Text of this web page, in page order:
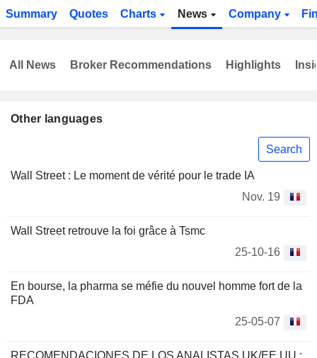
Summary Quotes Charts News Company
Other languages
Search
Wall Street : Le moment de vérité pour le trade IA
Nov. 19
Wall Street retrouve la foi grâce à Tsmc
25-10-16
En bourse, la pharma se méfie du nouvel homme fort de la
FDA
25-05-07
All News Broker Recommendations Highlights